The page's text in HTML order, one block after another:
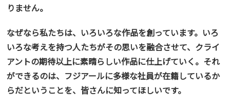
りません。
なぜなら私たちは、いろいろな作品を創っています。いろ
いろな考えを持つ人たちがその思いを融合させて、クライ
アントの期待以上に素晴らしい作品に仕上げていく。それ
ができるのは、フジアールに多様な社員が在籍しているか
らだということを、皆さんに知ってほしいです。